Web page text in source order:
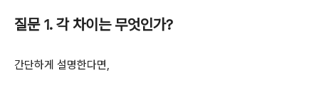
질문 1. 각 차이는 무엇인가?
간단하게 설명한다면,